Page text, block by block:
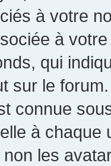
à votre
à
qui
sur le
connue
à chaque
non les